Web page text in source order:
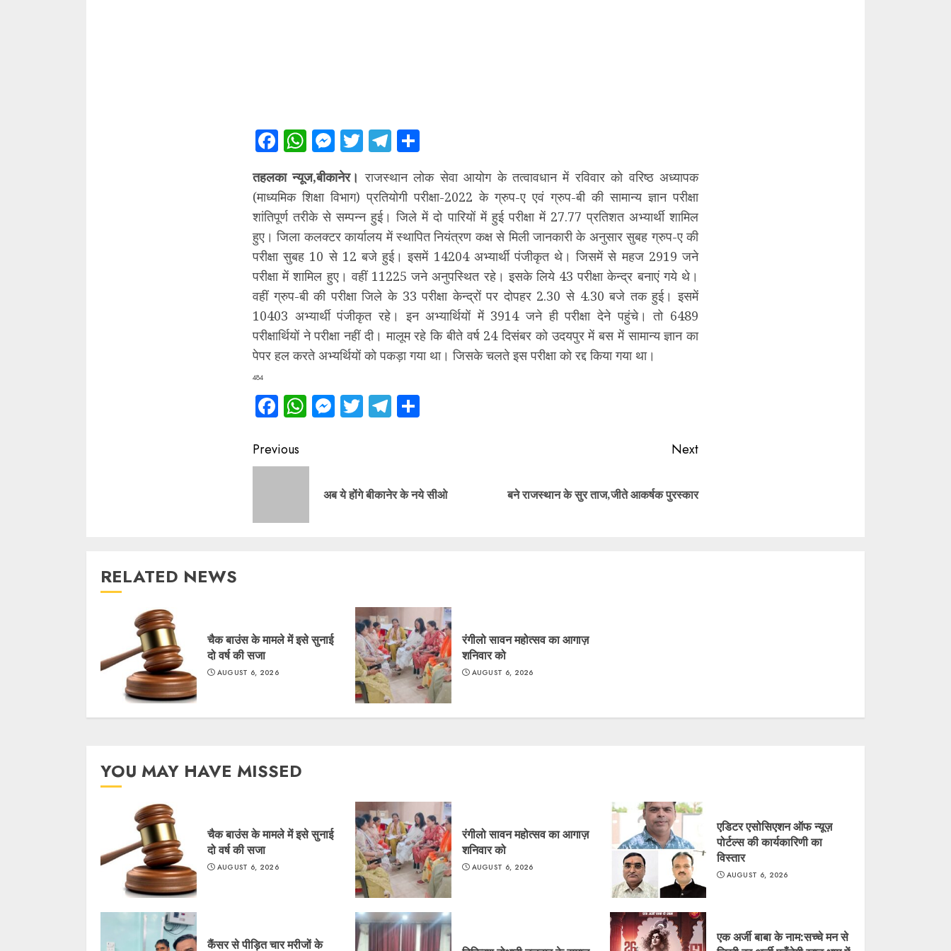
Facebook
WhatsApp
Messenger
TwitterTelegram
तहलका न्यूज,बीकानेर। राजस्थान लोक सेवा आयोग के तत्वावधान में रविवार को वरिष्ठ अध्यापक
(माध्यमिक शिक्षा विभाग) प्रतियोगी परीक्षा-2022 के ग्रुप-ए एवं ग्रुप-बी की सामान्य ज्ञान परीक्षा
शांतिपूर्ण तरीके से सम्पन्न हुई। जिले में दो पारियों में हुई परीक्षा में 27.77 प्रतिशत अभ्यार्थी शामिल
हुए। जिला कलक्टर कार्यालय में स्थापित नियंत्रण कक्ष से मिली जानकारी के अनुसार सुबह ग्रुप-ए की
परीक्षा सुबह 10 से 12 बजे हुई। इसमें 14204 अभ्यार्थी पंजीकृत थे। जिसमें से महज 2919 जने
परीक्षा में शामिल हुए। वहीं 11225 जने अनुपस्थित रहे। इसके लिये 43 परीक्षा केन्द्र बनाएं गये थे।
वहीं ग्रुप-बी की परीक्षा जिले के 33 परीक्षा केन्द्रों पर दोपहर 2.30 से 4.30 बजे तक हुई। इसमें
10403 अभ्यार्थी पंजीकृत रहे। इन अभ्यार्थियों में 3914 जने ही परीक्षा देने पहुंचे। तो 6489
परीक्षार्थियों ने परीक्षा नहीं दी। मालूम रहे कि बीते वर्ष 24 दिसंबर को उदयपुर में बस में सामान्य ज्ञान का
पेपर हल करते अभ्यर्थियों को पकड़ा गया था। जिसके चलते इस परीक्षा को रद्द किया गया था।
484
Facebook
WhatsApp
Messenger
TwitterTelegram
Continue
Reading
Previous
Previous
अब ये होंगे बीकानेर के नये सीओ
Next
बने राजस्थान के सुर ताज,जीते आकर्षक पुरस्कार
RELATED NEWS
चैक बाउंस के मामले में इसे सुनाई
दो वर्ष की सजा
AUGUST 6, 2026
रंगीलो सावन महोत्सव का आगाज़
शनिवार को
AUGUST 6, 2026
YOU MAY HAVE MISSED
चैक बाउंस के मामले में इसे सुनाई
दो वर्ष की सजा
AUGUST 6, 2026
रंगीलो सावन महोत्सव का आगाज़
शनिवार को
AUGUST 6, 2026
एडिटर एसोसिएशन ऑफ न्यूज़
पोर्टल्स की कार्यकारिणी का
विस्तार
AUGUST 6, 2026
कैंसर से पीड़ित चार मरीजों के
एक अर्जी बाबा के नाम:सच्चे मन से